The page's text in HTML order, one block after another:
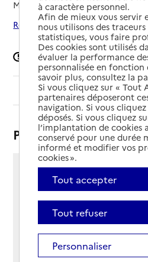
Mis à jour le21/10/2025
Rechercher les établissements
Signaler une erreur
Sommaire
Présentation
Rue calypso
85350 - L'Île-d'Yeu
Voir itinéraire
Téléphone :
Contact
Contact
Site Internet
Site internet non renseigné
à caractère personnel.
Afin de mieux vous servir
nous utilisons des
statistiques, vous faire
Des cookies sont utilisés
évaluer la performance
personnalisée en
savoir plus, consultez la
Si vous cliquez sur « Tout
partenaires déposeront
navigation. Si vous
déposés. Si vous cliquez
l’implantation de cookies
conservé pour une durée
informé et modifier vos
cookies ».
Tout accepter
Tout refuser
Personnaliser